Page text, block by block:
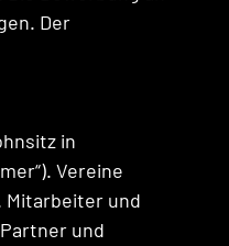
Der
in
Vereine
und
und